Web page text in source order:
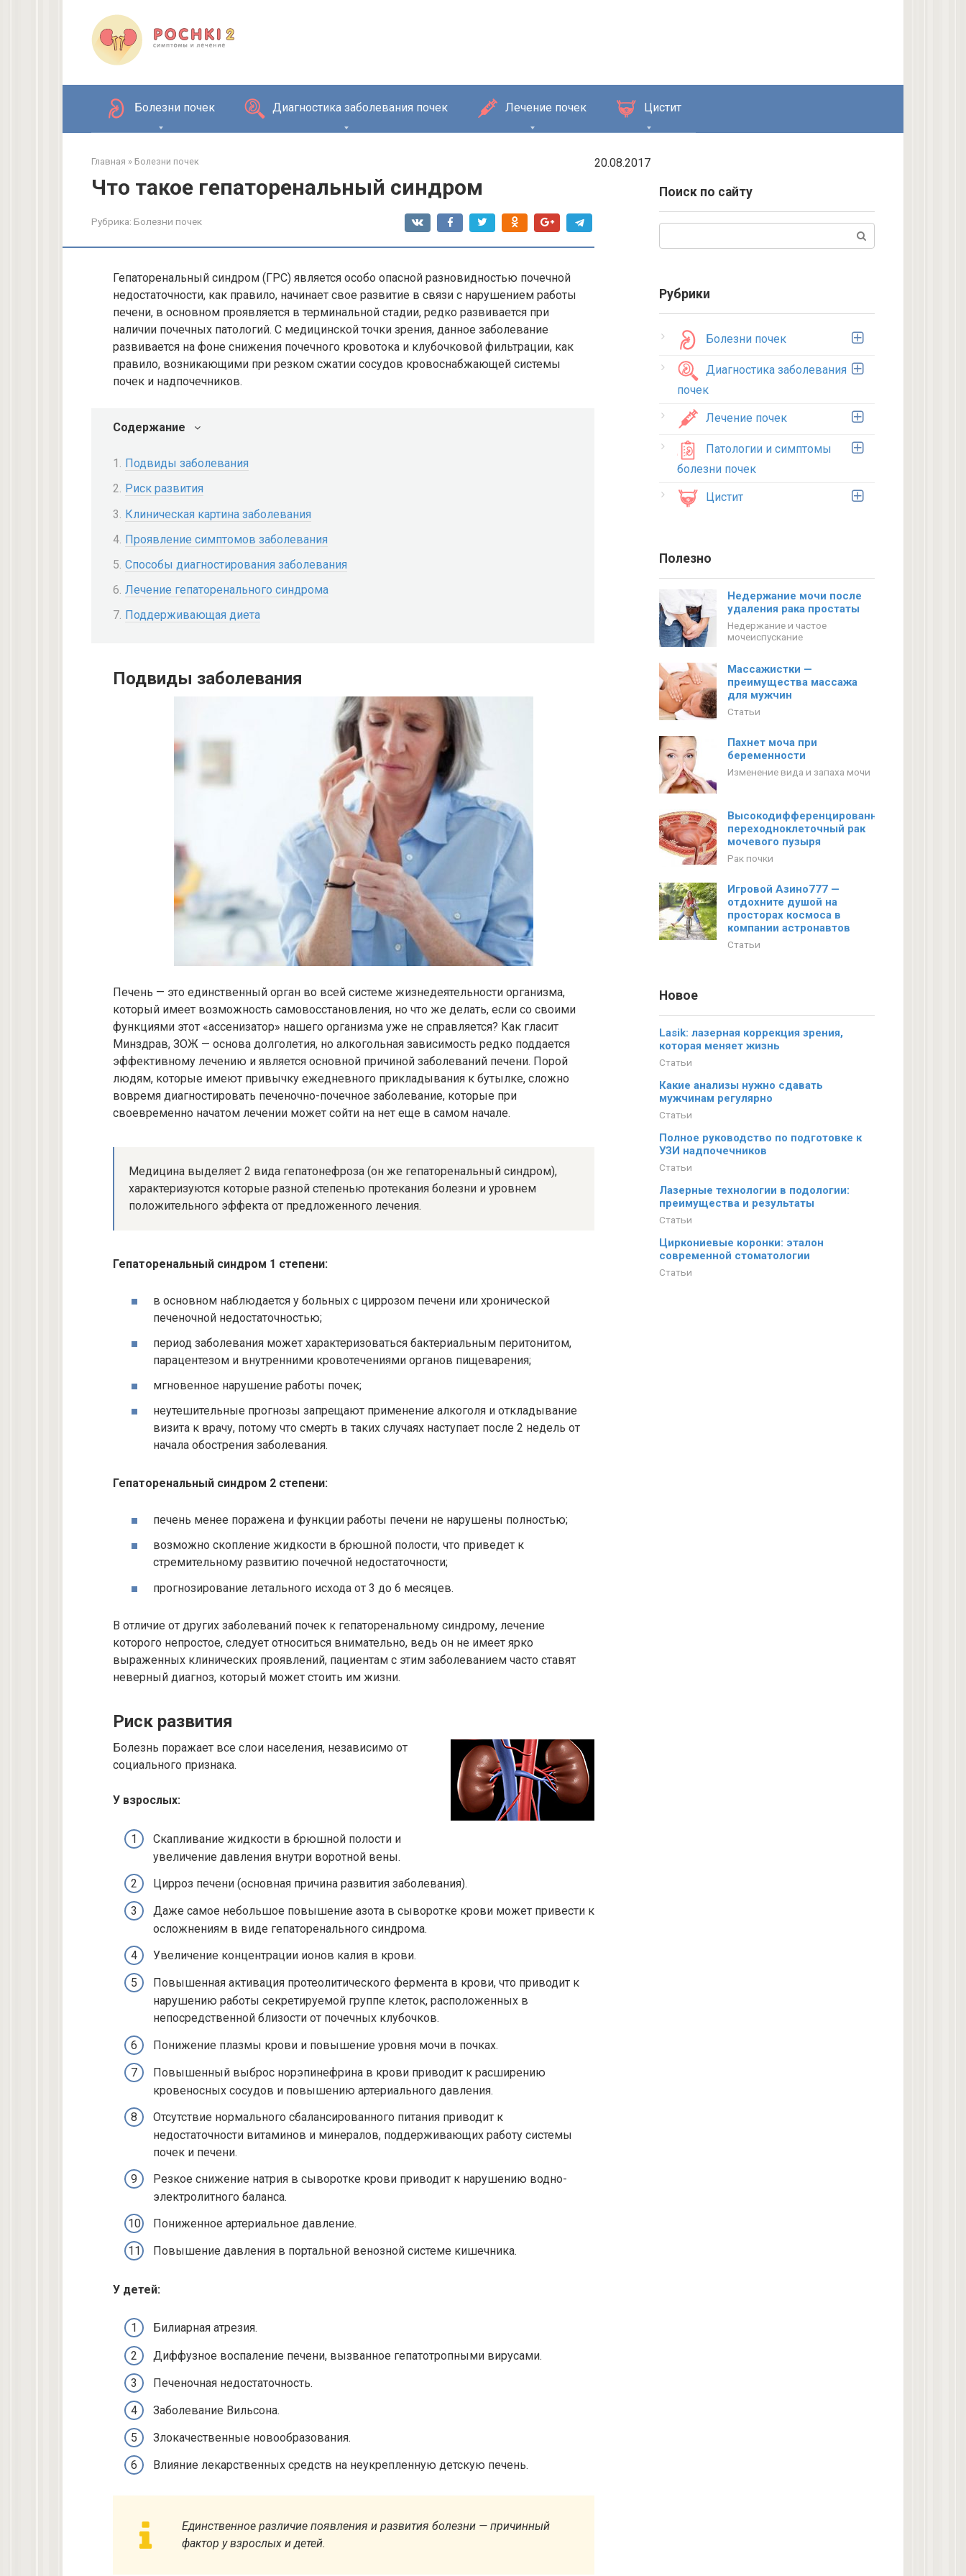
Болезни почек Диагностика заболевания почек Лечение почек Цистит
20.08.2017
Главная » Болезни почек
Что такое гепаторенальный синдром
Рубрика: Болезни почек
Гепаторенальный синдром (ГРС) является особо опасной разновидностью почечной
недостаточности, как правило, начинает свое развитие в связи с нарушением работы
печени, в основном проявляется в терминальной стадии, редко развивается при
наличии почечных патологий. С медицинской точки зрения, данное заболевание
развивается на фоне снижения почечного кровотока и клубочковой фильтрации, как
правило, возникающими при резком сжатии сосудов кровоснабжающей системы
почек и надпочечников.
Содержание
Подвиды заболевания
Риск развития
Клиническая картина заболевания
Проявление симптомов заболевания
Способы диагностирования заболевания
Лечение гепаторенального синдрома
Поддерживающая диета
Подвиды заболевания
Печень — это единственный орган во всей системе жизнедеятельности организма,
который имеет возможность самовосстановления, но что же делать, если со своими
функциями этот «ассенизатор» нашего организма уже не справляется? Как гласит
Минздрав, ЗОЖ — основа долголетия, но алкогольная зависимость редко поддается
эффективному лечению и является основной причиной заболеваний печени. Порой
людям, которые имеют привычку ежедневного прикладывания к бутылке, сложно
вовремя диагностировать печеночно-почечное заболевание, которые при
своевременно начатом лечении может сойти на нет еще в самом начале.
Медицина выделяет 2 вида гепатонефроза (он же гепаторенальный синдром),
характеризуются которые разной степенью протекания болезни и уровнем
положительного эффекта от предложенного лечения.
Гепаторенальный синдром 1 степени:
в основном наблюдается у больных с циррозом печени или хронической
печеночной недостаточностью;
период заболевания может характеризоваться бактериальным перитонитом,
парацентезом и внутренними кровотечениями органов пищеварения;
мгновенное нарушение работы почек;
неутешительные прогнозы запрещают применение алкоголя и откладывание
визита к врачу, потому что смерть в таких случаях наступает после 2 недель от
начала обострения заболевания.
Гепаторенальный синдром 2 степени:
печень менее поражена и функции работы печени не нарушены полностью;
возможно скопление жидкости в брюшной полости, что приведет к
стремительному развитию почечной недостаточности;
прогнозирование летального исхода от 3 до 6 месяцев.
В отличие от других заболеваний почек к гепаторенальному синдрому, лечение
которого непростое, следует относиться внимательно, ведь он не имеет ярко
выраженных клинических проявлений, пациентам с этим заболеванием часто ставят
неверный диагноз, который может стоить им жизни.
Риск развития
Болезнь поражает все слои населения, независимо от
социального признака.
У взрослых:
Скапливание жидкости в брюшной полости и
увеличение давления внутри воротной вены.
Цирроз печени (основная причина развития заболевания).
Даже самое небольшое повышение азота в сыворотке крови может привести к
осложнениям в виде гепаторенального синдрома.
Увеличение концентрации ионов калия в крови.
Повышенная активация протеолитического фермента в крови, что приводит к
нарушению работы секретируемой группе клеток, расположенных в
непосредственной близости от почечных клубочков.
Понижение плазмы крови и повышение уровня мочи в почках.
Повышенный выброс норэпинефрина в крови приводит к расширению
кровеносных сосудов и повышению артериального давления.
Отсутствие нормального сбалансированного питания приводит к
недостаточности витаминов и минералов, поддерживающих работу системы
почек и печени.
Резкое снижение натрия в сыворотке крови приводит к нарушению водно-
электролитного баланса.
Пониженное артериальное давление.
Повышение давления в портальной венозной системе кишечника.
У детей:
Билиарная атрезия.
Диффузное воспаление печени, вызванное гепатотропными вирусами.
Печеночная недостаточность.
Заболевание Вильсона.
Злокачественные новообразования.
Влияние лекарственных средств на неукрепленную детскую печень.
Единственное различие появления и развития болезни — причинный
фактор у взрослых и детей.
Поиск по сайту
Рубрики
Болезни почек
Диагностика заболевания
почек
Лечение почек
Патологии и симптомы
болезни почек
Цистит
Полезно
Недержание мочи после
удаления рака простаты
Недержание и частое
мочеиспускание
Массажистки —
преимущества массажа
для мужчин
Статьи
Пахнет моча при
беременности
Изменение вида и запаха мочи
Высокодифференцированный
переходноклеточный рак
мочевого пузыря
Рак почки
Игровой Азино777 —
отдохните душой на
просторах космоса в
компании астронавтов
Статьи
Новое
Lasik: лазерная коррекция зрения,
которая меняет жизнь
Статьи
Какие анализы нужно сдавать
мужчинам регулярно
Статьи
Полное руководство по подготовке к
УЗИ надпочечников
Статьи
Лазерные технологии в подологии:
преимущества и результаты
Статьи
Циркониевые коронки: эталон
современной стоматологии
Статьи